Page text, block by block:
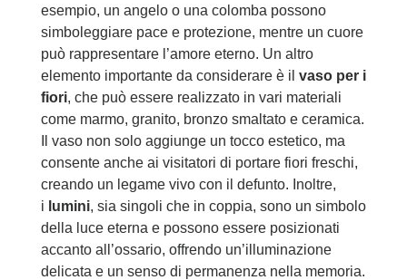
esempio, un angelo o una colomba possono
simboleggiare pace e protezione, mentre un cuore
può rappresentare l’amore eterno. Un altro
elemento importante da considerare è il vaso per i
fiori, che può essere realizzato in vari materiali
come marmo, granito, bronzo smaltato e ceramica.
Il vaso non solo aggiunge un tocco estetico, ma
consente anche ai visitatori di portare fiori freschi,
creando un legame vivo con il defunto. Inoltre,
i lumini, sia singoli che in coppia, sono un simbolo
della luce eterna e possono essere posizionati
accanto all’ossario, offrendo un’illuminazione
delicata e un senso di permanenza nella memoria.